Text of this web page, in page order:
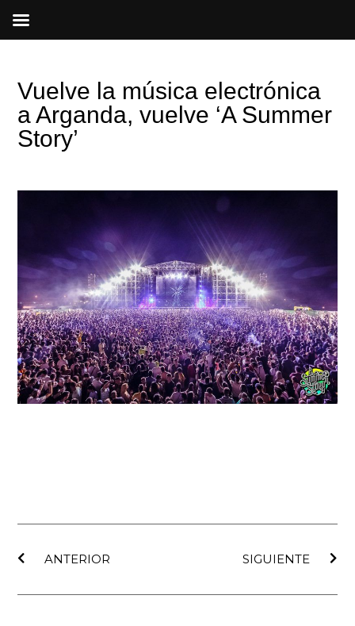
Vuelve la música electrónica
a Arganda, vuelve ‘A Summer
Story’
ANTERIOR
SIGUIENTE